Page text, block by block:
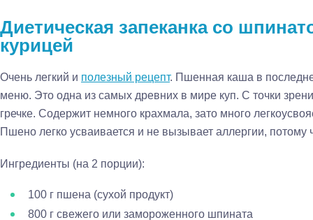
Диетическая запеканка со
курицей
Очень легкий и полезный рецепт. Пшенная каша в
меню. Это одна из самых древних в мире куп. С точки
гречке. Содержит немного крахмала, зато много
Пшено легко усваивается и не вызывает аллергии, потому
Ингредиенты (на 2 порции):
100 г пшена (сухой продукт)
800 г свежего или замороженного шпината